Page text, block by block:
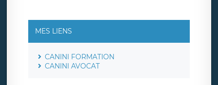
MES LIENS
CANINI FORMATION
CANINI AVOCAT